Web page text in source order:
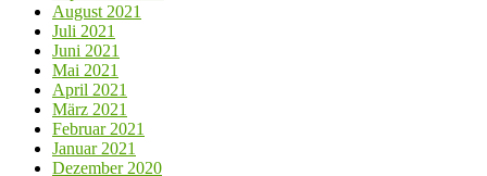
August 2021
Juli 2021
Juni 2021
Mai 2021
April 2021
März 2021
Februar 2021
Januar 2021
Dezember 2020